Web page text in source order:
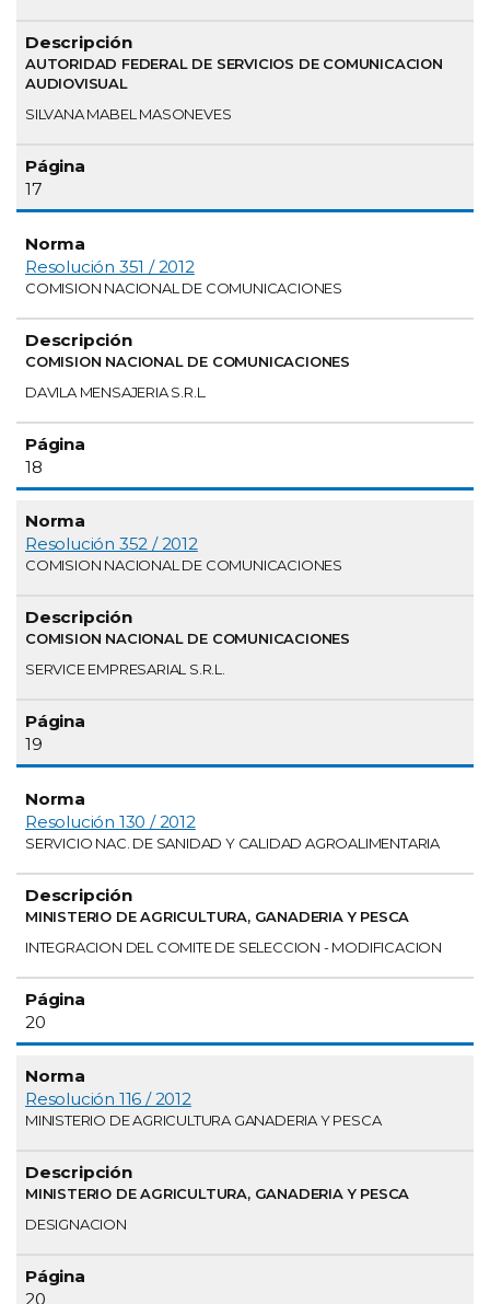
AUTORIDAD FEDERAL DE SERVICIOS DE COMUNICACION
AUDIOVISUAL
SILVANA MABEL MASONEVES
17
Resolución 351 / 2012
COMISION NACIONAL DE COMUNICACIONES
COMISION NACIONAL DE COMUNICACIONES
DAVILA MENSAJERIA S.R.L.
18
Resolución 352 / 2012
COMISION NACIONAL DE COMUNICACIONES
COMISION NACIONAL DE COMUNICACIONES
SERVICE EMPRESARIAL S.R.L.
19
Resolución 130 / 2012
SERVICIO NAC. DE SANIDAD Y CALIDAD AGROALIMENTARIA
MINISTERIO DE AGRICULTURA, GANADERIA Y PESCA
INTEGRACION DEL COMITE DE SELECCION - MODIFICACION
20
Resolución 116 / 2012
MINISTERIO DE AGRICULTURA GANADERIA Y PESCA
MINISTERIO DE AGRICULTURA, GANADERIA Y PESCA
DESIGNACION
20